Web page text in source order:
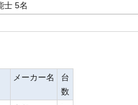
士 5名
メーカー名
台
数